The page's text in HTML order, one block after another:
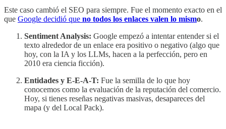
Este caso cambió el SEO para siempre. Fue el momento exacto en el
que Google decidió que no todos los enlaces valen lo mismo.
Sentiment Analysis: Google empezó a intentar entender si el
texto alrededor de un enlace era positivo o negativo (algo que
hoy, con la IA y los LLMs, hacen a la perfección, pero en
2010 era ciencia ficción).
Entidades y E-E-A-T: Fue la semilla de lo que hoy
conocemos como la evaluación de la reputación del comercio.
Hoy, si tienes reseñas negativas masivas, desapareces del
mapa (y del Local Pack).